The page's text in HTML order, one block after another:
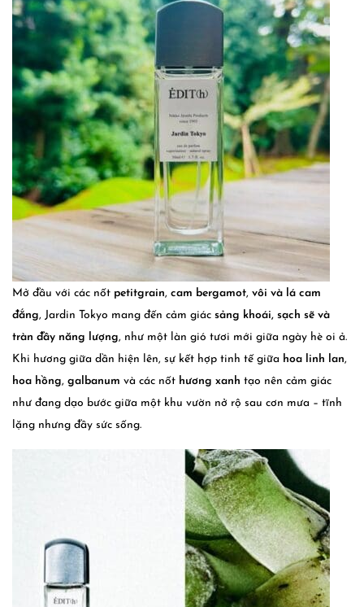
Mở đầu với các nốt petitgrain, cam bergamot, vôi và lá cam
đắng, Jardin Tokyo mang đến cảm giác sảng khoái, sạch sẽ và
tràn đầy năng lượng, như một làn gió tươi mới giữa ngày hè oi ả.
Khi hương giữa dần hiện lên, sự kết hợp tinh tế giữa hoa linh lan,
hoa hồng, galbanum và các nốt hương xanh tạo nên cảm giác
như đang dạo bước giữa một khu vườn nở rộ sau cơn mưa – tĩnh
lặng nhưng đầy sức sống.